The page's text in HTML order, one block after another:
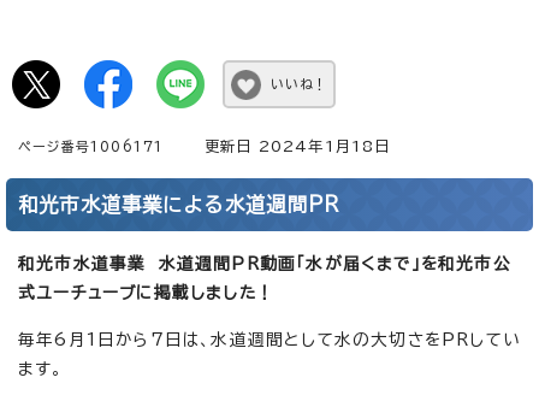
いいね！
ページ番号1006171 更新日 2024年1月18日
和光市水道事業による水道週間PR
和光市水道事業 水道週間PR動画「水が届くまで」を和光市公
式ユーチューブに掲載しました！
毎年6月1日から7日は、水道週間として水の大切さをPRしてい
ます。